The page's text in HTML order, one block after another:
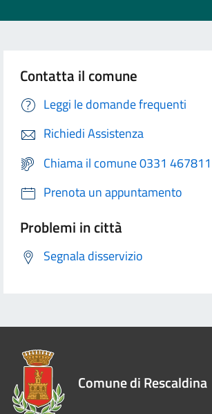
Contatta il comune
Leggi le domande frequenti
Richiedi Assistenza
Chiama il comune 0331 467811
Prenota un appuntamento
Problemi in città
Segnala disservizio
Comune di Rescaldina